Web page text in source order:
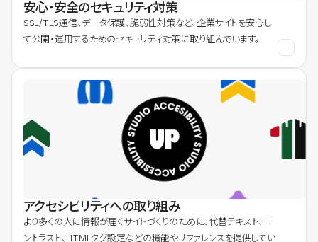
安心・安全のセキュリティ対策
SSL/TLS通信、データ保護、脆弱性対策など、企業サイトを安心し
て公開・運用するためのセキュリティ対策に取り組んでいます。
アクセシビリティへの取り組み
より多くの人に情報が届くサイトづくりのために、代替テキスト、コ
ントラスト、HTMLタグ設定などの機能やリファレンスを提供してい